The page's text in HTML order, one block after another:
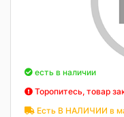
есть в наличии
Торопитесь, товар
Есть В НАЛИЧИИ в